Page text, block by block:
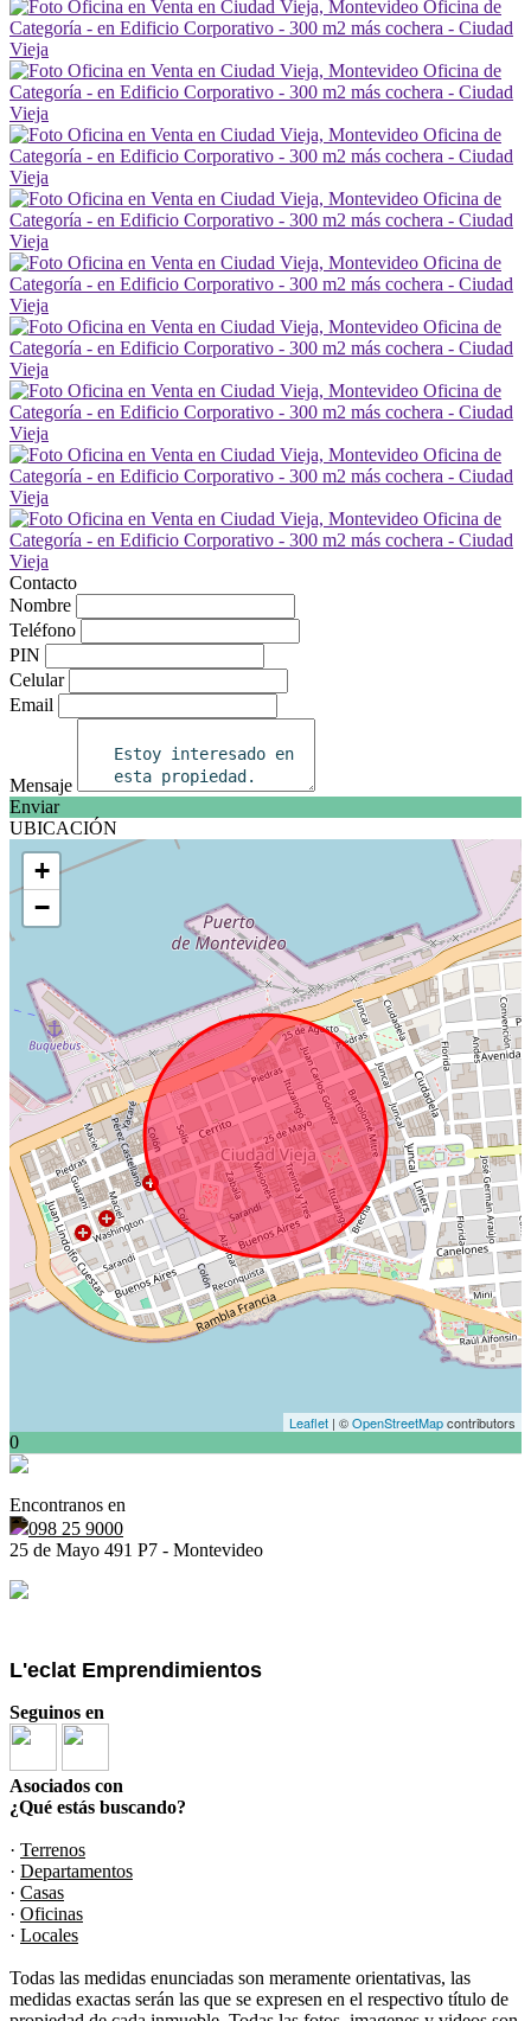
Contacto
Nombre
Teléfono
PIN
Celular
Email
Mensaje
Enviar
UBICACIÓN
+
−
Leaflet | ©OpenStreetMapcontributors
0
Encontranos en
098 25 9000
25 de Mayo 491 P7 - Montevideo
L'eclat Emprendimientos
Seguinos en
Asociados con
¿Qué estás buscando?
· Terrenos
· Departamentos
· Casas
· Oficinas
· Locales
Todas las medidas enunciadas son meramente orientativas, las
medidas exactas serán las que se expresen en el respectivo título de